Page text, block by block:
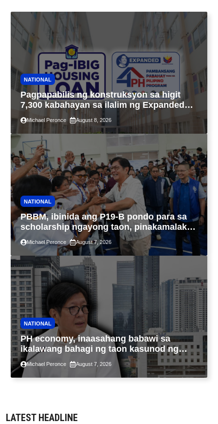
NATIONAL
Pagpapabilis ng konstruksyon sa higit
7,300 kabahayan sa ilalim ng Expanded
4PH, posible na sa pagtutulungan ng Pag-
IBIG at P.A. Alvarez
Michael Peronce August 8, 2026
NATIONAL
PBBM, ibinida ang P19-B pondo para sa
scholarship ngayong taon, pinakamalaki
sa kasaysayan ng TESDA
Michael Peronce August 7, 2026
NATIONAL
PH economy, inaasahang babawi sa
ikalawang bahagi ng taon kasunod ng
2.3% GDP dulot ng Middle East war,
pagkaantala ng public construction
Michael Peronce August 7, 2026
LATEST HEADLINE